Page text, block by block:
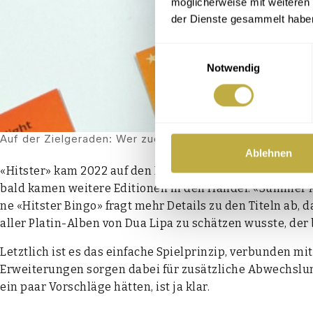
der Dienste gesammelt
Einwilligungsauswahl
Notwendig
Ablehnen
Auf der Ziel­ge­ra­den: Wer zuerst zehn Titel rich­tig
«Hits­ter» kam 2022 auf den Markt. Dass die
bald kamen wei­te­re Edi­tio­nen in den Han­del:
ne «Hits­ter Bin­go» fragt mehr Details zu den Titeln ab,
aller Pla­tin-Alben von Dua Lipa zu schät­zen wuss­te,
Letzt­lich ist es das ein­fa­che Spiel­prin­zip, ver­bun­den
Erwei­te­run­gen sor­gen dabei für zusätz­li­che
ein paar Vor­schlä­ge hät­ten, ist ja klar.